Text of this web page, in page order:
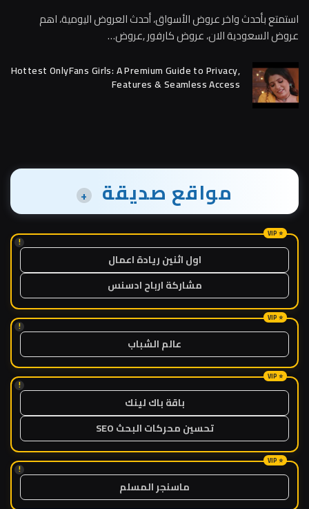
استمتع بأحدث واخر عروض الأسواق، أحدث العروض اليومية، اهم
عروض السعودية الان، عروض كارفور ,عروض…
Hottest OnlyFans Girls: A Premium Guide to Privacy,
Features & Seamless Access
مواقع صديقة +
!
اول اثنين ريادة اعمال
مشاركة ارباح ادسنس
!
عالم الشباب
!
باقة باك لينك
تحسين محركات البحث SEO
!
ماسنجر المسلم